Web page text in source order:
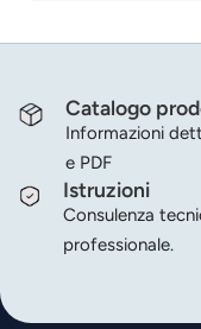
Catalogo
Informazioni
e PDF
Istruzioni
Consulenza
professionale.